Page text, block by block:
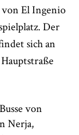
El Ingenio
Der
sich an
von
Nerja,